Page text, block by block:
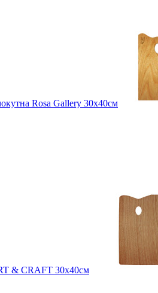
Rosa Gallery 30х40см
& CRAFT 30х40см